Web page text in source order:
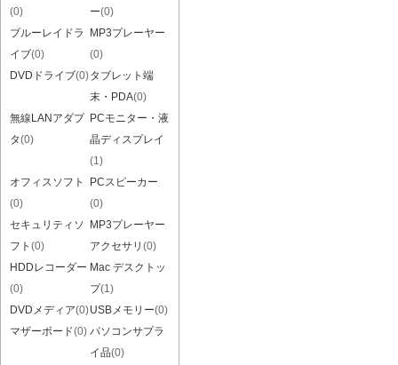
(0)
ー(0)
ブルーレイドラ
イブ(0)
MP3プレーヤー
(0)
DVDドライブ(0)タブレット端
末・PDA(0)
無線LANアダプ
タ(0)
PCモニター・液
晶ディスプレイ
(1)
オフィスソフト
(0)
PCスピーカー
(0)
セキュリティソ
フト (0)
MP3プレーヤー
アクセサリ (0)
HDDレコーダー
(0)
Mac デスクトッ
プ(1)
DVDメディア(0)USBメモリー(0)
マザーボード(0) パソコンサプラ
イ品(0)